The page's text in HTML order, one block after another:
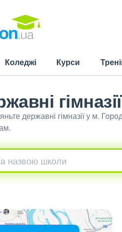
Коледжі Курси
державні гімназії у м.